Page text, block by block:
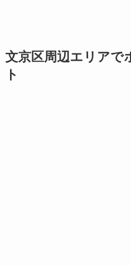
文京区周辺エリアで
ト